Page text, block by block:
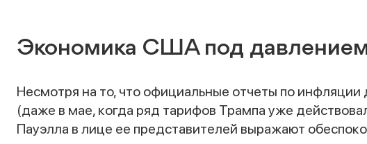
Экономика США под
Несмотря на то, что официальные отчеты по
(даже в мае, когда ряд тарифов Трампа уже
Пауэлла в лице ее представителей выражают